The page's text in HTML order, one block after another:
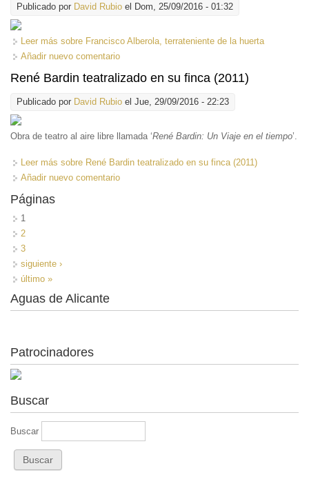
Publicado por David Rubio el Dom, 25/09/2016 - 01:32
Leer más sobre Francisco Alberola, terrateniente de la huerta
Añadir nuevo comentario
René Bardin teatralizado en su finca (2011)
Publicado por David Rubio el Jue, 29/09/2016 - 22:23
Obra de teatro al aire libre llamada ‘René Bardin: Un Viaje en el tiempo’.
Leer más sobre René Bardin teatralizado en su finca (2011)
Añadir nuevo comentario
Páginas
1
2
3
siguiente ›
último »
Aguas de Alicante
Patrocinadores
Buscar
Buscar